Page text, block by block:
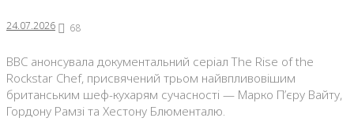
24.07.2026 68
BBC анонсувала документальний серіал The Rise of the
Rockstar Chef, присвячений трьом найвпливовішим
британським шеф-кухарям сучасності — Марко П’єру Вайту,
Гордону Рамзі та Хестону Блюменталю.